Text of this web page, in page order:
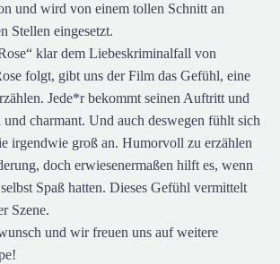
und wird von einem tollen Schnitt an
Stellen eingesetzt.
klar dem Liebeskriminalfall von
folgt, gibt uns der Film das Gefühl, eine
Jede*r bekommt seinen Auftritt und
und charmant. Und auch deswegen fühlt sich
irgendwie groß an. Humorvoll zu erzählen
doch erwiesenermaßen hilft es, wenn
Spaß hatten. Dieses Gefühl vermittelt
Szene.
und wir freuen uns auf weitere